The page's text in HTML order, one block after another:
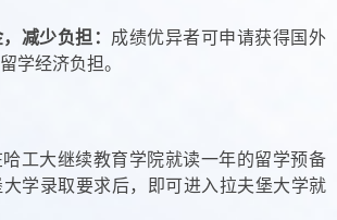
减少负担： 成绩优异者可申请获得国外
学经济负担。
工大继续教育学院就读一年的留学预备
学录取要求后，即可进入拉夫堡大学就